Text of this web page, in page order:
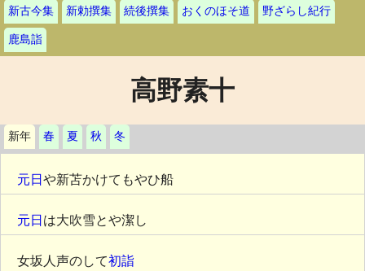
新古今集 新勅撰集 続後撰集 おくのほそ道 野ざらし紀行
鹿島詣
高野素十
新年 春 夏 秋 冬
元日 や新苫かけてもやひ船
元日 は大吹雪とや潔し
女坂人声のして初詣